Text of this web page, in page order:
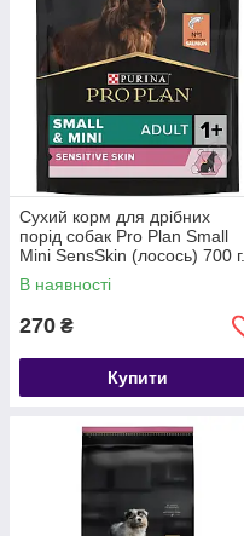
Сухий корм для дрібних
порід собак Pro Plan Small
Mini SensSkin (лосось) 700 г.
В наявності
270 ₴
Купити